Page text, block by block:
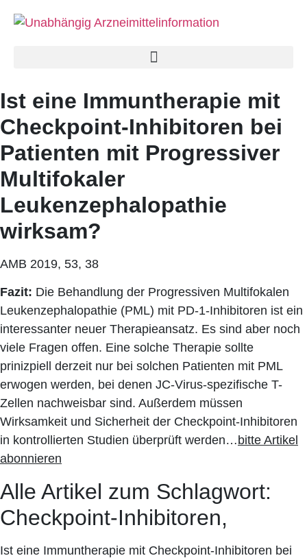
Ist eine Immuntherapie mit
Checkpoint-Inhibitoren bei
Patienten mit Progressiver
Multifokaler
Leukenzephalopathie
wirksam?
AMB 2019, 53, 38
Fazit: Die Behandlung der Progressiven Multifokalen
Leukenzephalopathie (PML) mit PD-1-Inhibitoren ist ein
interessanter neuer Therapieansatz. Es sind aber noch
viele Fragen offen. Eine solche Therapie sollte
prinizpiell derzeit nur bei solchen Patienten mit PML
erwogen werden, bei denen JC-Virus-spezifische T-
Zellen nachweisbar sind. Außerdem müssen
Wirksamkeit und Sicherheit der Checkpoint-Inhibitoren
in kontrollierten Studien überprüft werden… bitte Artikel
abonnieren
Alle Artikel zum Schlagwort:
Checkpoint-Inhibitoren,
Ist eine Immuntherapie mit Checkpoint-Inhibitoren bei